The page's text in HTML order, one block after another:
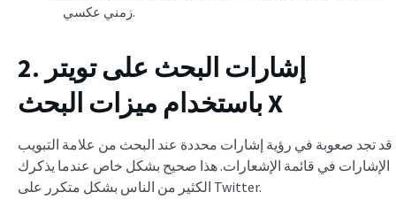
زمني عكسي.
2. إشارات البحث على تويتر
باستخدام ميزات البحث X
قد تجد صعوبة في رؤية إشارات محددة عند البحث من علامة التبويب
الإشارات في قائمة الإشعارات. هذا صحيح بشكل خاص عندما يذكرك
الكثير من الناس بشكل متكرر على Twitter.